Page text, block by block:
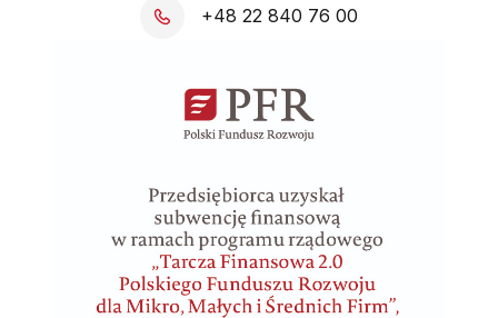
+48 22 840 76 00